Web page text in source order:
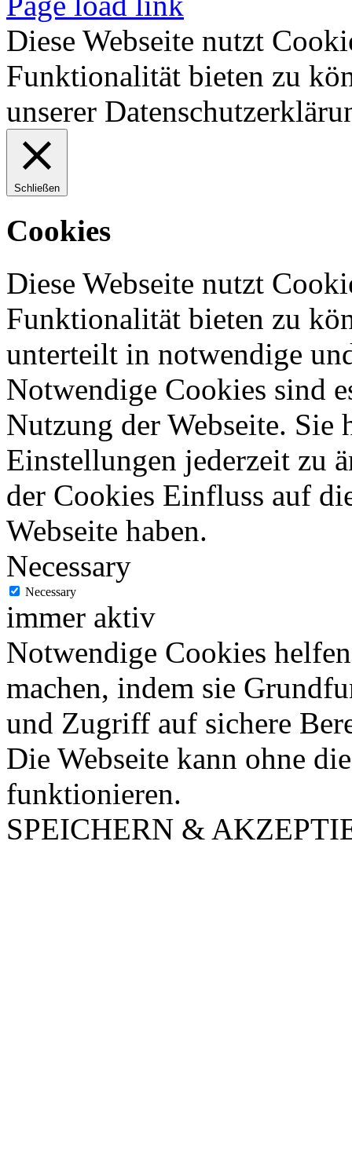
Diese Webseite nutzt
Funktionalität bieten zu
unserer
Schließen
Cookies
Diese Webseite nutzt
Funktionalität bieten zu
unterteilt in notwendige
Notwendige Cookies sind
Nutzung der Webseite.
Einstellungen jederzeit zu
der Cookies Einfluss auf
Webseite haben.
Necessary
Necessary
immer aktiv
Notwendige Cookies
machen, indem sie
und Zugriff auf sichere
Die Webseite kann ohne
funktionieren.
SPEICHERN &